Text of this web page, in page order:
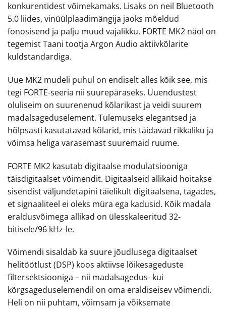
konkurentidest võimekamaks. Lisaks on neil Bluetooth
5.0 liides, vinüülplaadimängija jaoks mõeldud
fonosisend ja palju muud vajalikku. FORTE MK2 näol on
tegemist Taani tootja Argon Audio aktiivkõlarite
kuldstandardiga.
Uue MK2 mudeli puhul on endiselt alles kõik see, mis
tegi FORTE-seeria nii suurepäraseks. Uuendustest
oluliseim on suurenenud kõlarikast ja veidi suurem
madalsageduselement. Tulemuseks elegantsed ja
hõlpsasti kasutatavad kõlarid, mis täidavad rikkaliku ja
võimsa heliga varasemast suuremaid ruume.
FORTE MK2 kasutab digitaalse modulatsiooniga
täisdigitaalset võimendit. Digitaalseid allikaid hoitakse
sisendist väljundetapini täielikult digitaalsena, tagades,
et signaaliteel ei oleks müra ega kadusid. Kõik madala
eraldusvõimega allikad on ülesskaleeritud 32-
bitisele/96 kHz-le.
Võimendi sisaldab ka suure jõudlusega digitaalset
helitöötlust (DSP) koos aktiivse lõikesageduste
filtersektsiooniga – nii madalsagedus- kui
kõrgsageduselemendil on oma eraldiseisev võimendi.
Heli on nii puhtam, võimsam ja võiksemate